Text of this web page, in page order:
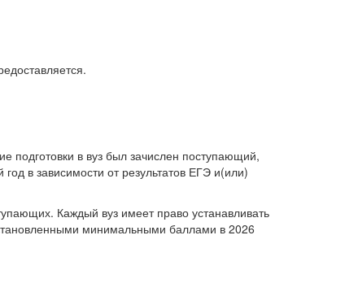
подготовки в вуз был зачислен поступающий,
в зависимости от результатов ЕГЭ и(или)
Каждый вуз имеет право устанавливать
минимальными баллами в 2026